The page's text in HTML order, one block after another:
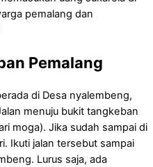
pemalang dan
Pemalang
di Desa nyalembeng,
menuju bukit tangkeban
moga). Jika sudah sampai di
Ikuti jalan tersebut sampai
Lurus saja, ada